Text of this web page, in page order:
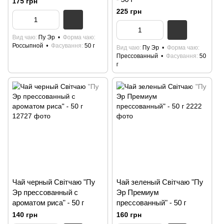
Вид чаю Пу Эр
Форма чаю
Россыпной
Фасування 50 г
225 грн
Вид чаю Пу Эр
Форма чаю
Прессованный
Фасування 50
г
Чай черный Світчаю "Пу
Эр прессованный с
ароматом риса" - 50 г
140 грн
Чай зеленый Світчаю "Пу
Эр Премиум
прессованный" - 50 г
160 грн